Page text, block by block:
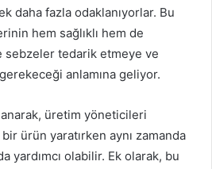
daha fazla odaklanıyorlar. Bu
hem sağlıklı hem de
tedarik etmeye ve
anlamına geliyor.
üretim yöneticileri
ürün yaratırken aynı zamanda
yardımcı olabilir. Ek olarak, bu